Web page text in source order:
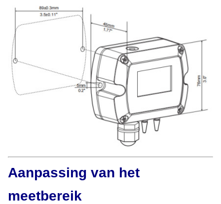
Aanpassing van het
meetbereik